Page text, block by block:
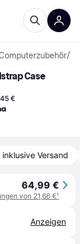
/
Case
€
inklusive Versand
64,99 €
von 21,66 €¹
Anzeigen